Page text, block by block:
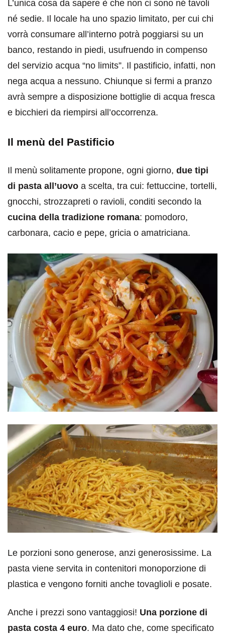
L’unica cosa da sapere è che non ci sono né tavoli
né sedie. Il locale ha uno spazio limitato, per cui chi
vorrà consumare all’interno potrà poggiarsi su un
banco, restando in piedi, usufruendo in compenso
del servizio acqua “no limits”. Il pastificio, infatti, non
nega acqua a nessuno. Chiunque si fermi a pranzo
avrà sempre a disposizione bottiglie di acqua fresca
e bicchieri da riempirsi all’occorrenza.
Il menù del Pastificio
Il menù solitamente propone, ogni giorno, due tipi
di pasta all’uovo a scelta, tra cui: fettuccine, tortelli,
gnocchi, strozzapreti o ravioli, conditi secondo la
cucina della tradizione romana: pomodoro,
carbonara, cacio e pepe, gricia o amatriciana.
Le porzioni sono generose, anzi generosissime. La
pasta viene servita in contenitori monoporzione di
plastica e vengono forniti anche tovaglioli e posate.
Anche i prezzi sono vantaggiosi! Una porzione di
pasta costa 4 euro. Ma dato che, come specificato